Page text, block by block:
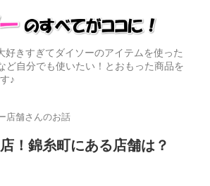
好きすぎてダイソーのアイテムを使った
ど自分でも使いたい！とおもった商品を
♪
店舗さんのお話
！錦糸町にある店舗は？